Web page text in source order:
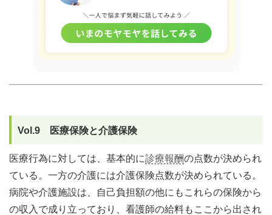
Vol.9 医療保険と介護保険
医療行為に対しては、基本的に診療報酬の点数が決められ
ている。一方の介護には介護保険点数が決められている。
病院や介護施設は、自己負担額の他にもこれらの保険から
の収入で成り立っており、看護師の給料もここから出され